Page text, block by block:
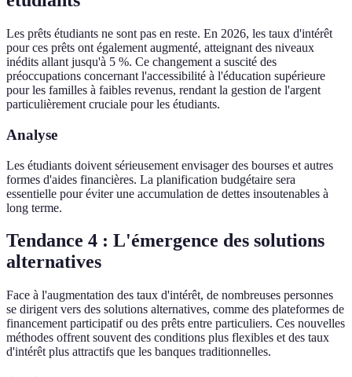
Les prêts étudiants ne sont pas en reste. En 2026, les taux d'intérêt
pour ces prêts ont également augmenté, atteignant des niveaux
inédits allant jusqu'à 5 %. Ce changement a suscité des
préoccupations concernant l'accessibilité à l'éducation supérieure
pour les familles à faibles revenus, rendant la gestion de l'argent
particulièrement cruciale pour les étudiants.
Analyse
Les étudiants doivent sérieusement envisager des bourses et autres
formes d'aides financières. La planification budgétaire sera
essentielle pour éviter une accumulation de dettes insoutenables à
long terme.
Tendance 4 : L'émergence des solutions
alternatives
Face à l'augmentation des taux d'intérêt, de nombreuses personnes
se dirigent vers des solutions alternatives, comme des plateformes de
financement participatif ou des prêts entre particuliers. Ces nouvelles
méthodes offrent souvent des conditions plus flexibles et des taux
d'intérêt plus attractifs que les banques traditionnelles.